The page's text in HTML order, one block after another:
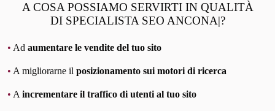
A COSA POSSIAMO SERVIRTI IN QUALITÀ
DI SPECIALISTA SEO ANCONA|?
• Ad aumentare le vendite del tuo sito
• A migliorarne il posizionamento sui motori di ricerca
• A incrementare il traffico di utenti al tuo sito